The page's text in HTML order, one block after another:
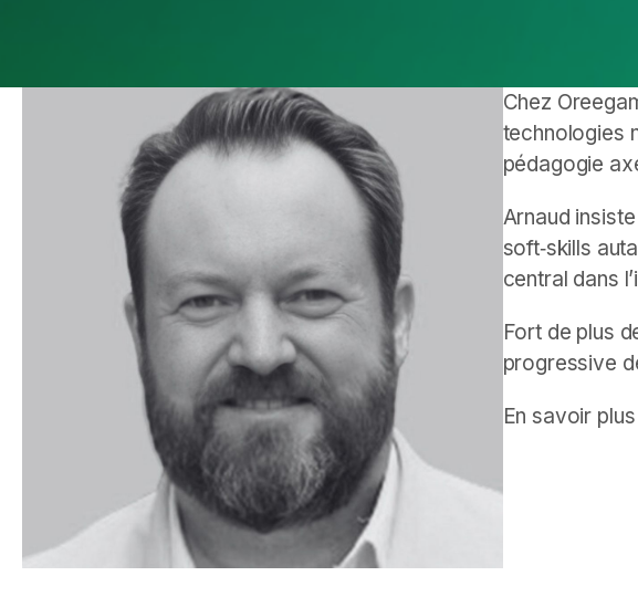
Chez
technologies
pédagogie
Arnaud
soft‑skills
central dans
Fort de plus
progressive
En savoir